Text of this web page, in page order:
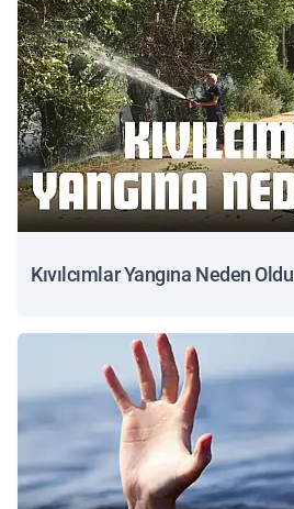
Kıvılcımlar Yangına Neden Oldu